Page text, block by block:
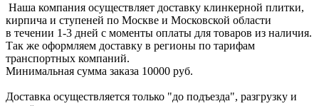
Наша компания осуществляет доставку клинкерной плитки,
кирпича и ступеней по Москве и Московской области
в течении 1-3 дней с моменты оплаты для товаров из наличия.
Так же оформляем доставку в регионы по тарифам
транспортных компаний.
Минимальная сумма заказа 10000 руб.
Доставка осуществляется только "до подъезда", разгрузку и